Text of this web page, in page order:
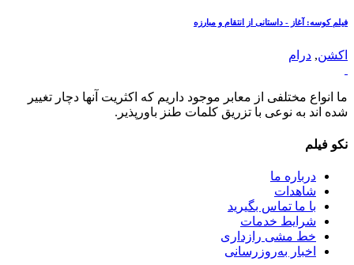
فیلم کوسه: آغاز - داستانی از انتقام و مبارزه
اکشن, درام
ما انواع مختلفی از معابر موجود داریم که اکثریت آنها دچار تغییر
شده اند به نوعی با تزریق کلمات طنز باورپذیر.
نکو فیلم
درباره ما
شاهدات
با ما تماس بگیرید
شرایط خدمات
خط مشی رازداری
اخبار به‌روزرسانی